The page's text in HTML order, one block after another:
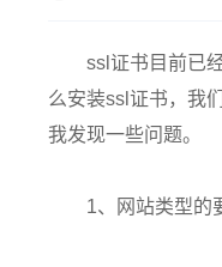
ssl证书目前已
么安装ssl证书，我
我发现一些问题。
1、网站类型的